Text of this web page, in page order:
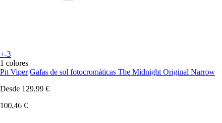
+-3
1 colores
Pit Viper Gafas de sol fotocromáticas The Midnight Original Narrow
Desde 129,99 €
100,46 €